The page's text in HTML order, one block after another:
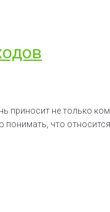
приносит не только
что